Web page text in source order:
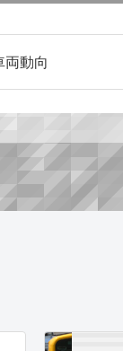
両動向
ール